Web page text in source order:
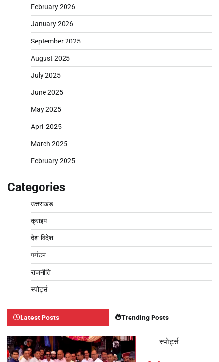
February 2026
January 2026
September 2025
August 2025
July 2025
June 2025
May 2025
April 2025
March 2025
February 2025
Categories
उत्तराखंड
क्राइम
देश-विदेश
पर्यटन
राजनीति
स्पोर्ट्स
Latest Posts Trending Posts
स्पोर्ट्स